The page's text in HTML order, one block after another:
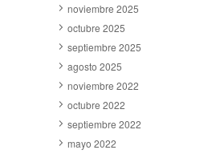
noviembre 2025
octubre 2025
septiembre 2025
agosto 2025
noviembre 2022
octubre 2022
septiembre 2022
mayo 2022